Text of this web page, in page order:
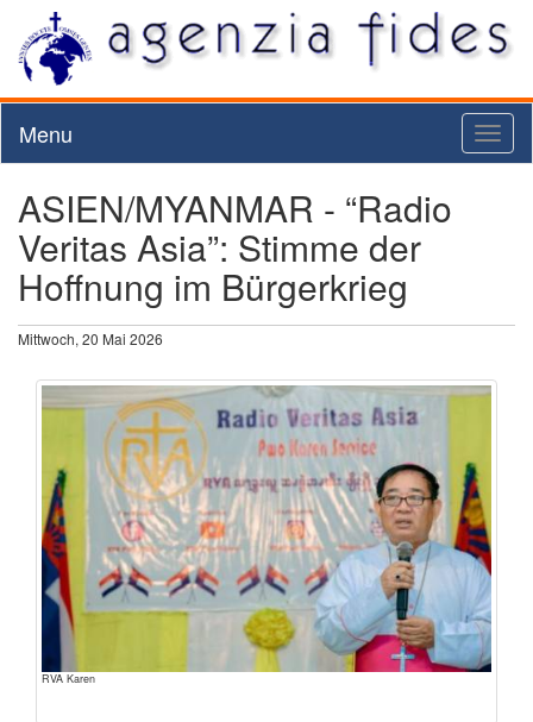
Menu
ASIEN/MYANMAR - “Radio
Veritas Asia”: Stimme der
Hoffnung im Bürgerkrieg
Mittwoch, 20 Mai 2026
RVA Karen